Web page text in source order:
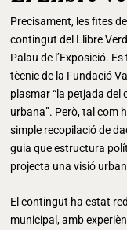
Precisament, les fites
contingut del Llibre
Palau de l’Exposició.
tècnic de la Fundació
plasmar “la petjada
urbana”. Però, tal com
simple recopilació de
guia que estructura
projecta una visió
El contingut ha estat
municipal, amb